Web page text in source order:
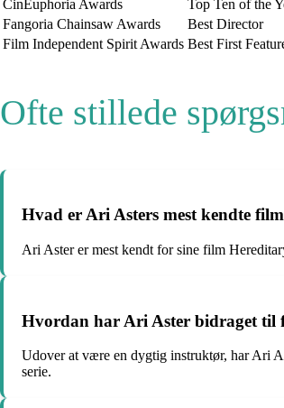
CinEuphoria Awards
Top Ten of the
Fangoria Chainsaw Awards
Best Director
Film Independent Spirit Awards Best First
Ofte stillede
Hvad er Ari Asters mest kendte
Ari Aster er mest kendt for sine film
Hvordan har Ari Aster bidraget til
Udover at være en dygtig instruktør, har Ari
serie.